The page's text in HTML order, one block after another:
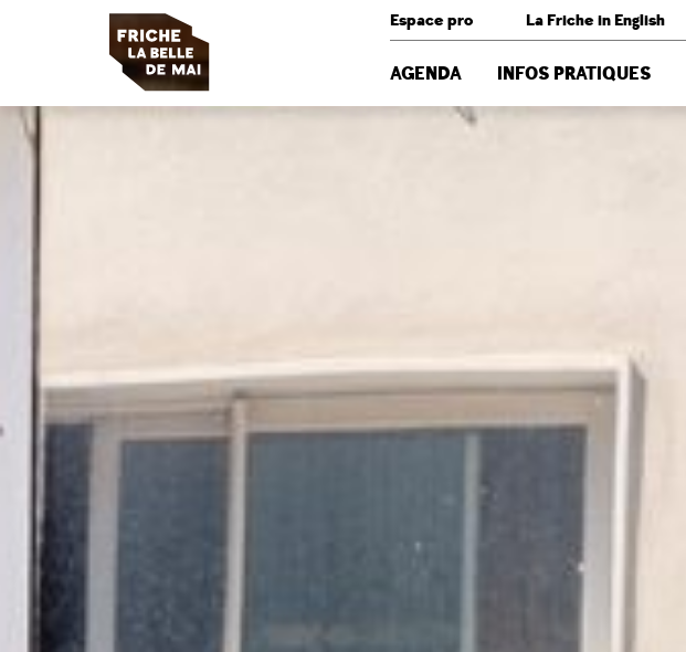
Espace pro La Friche in English
AGENDA INFOS PRATIQUES
Panneau de gestion des cookies